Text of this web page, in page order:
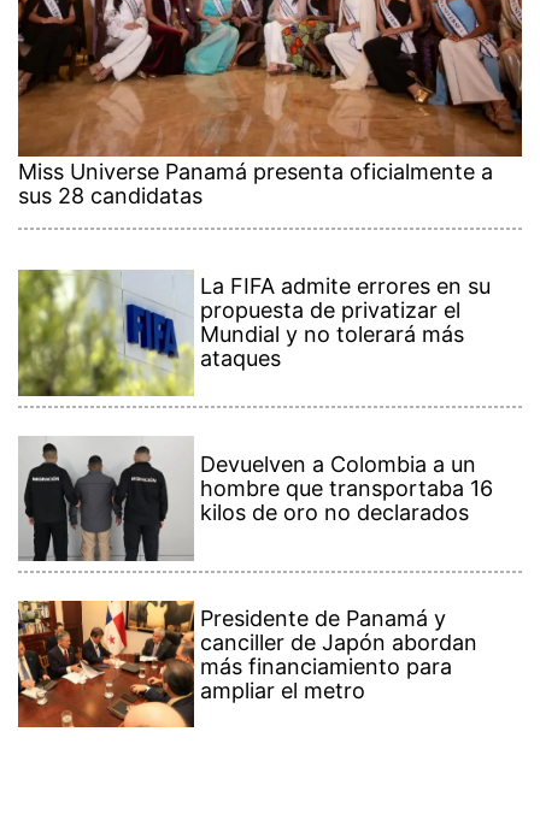
Miss Universe Panamá presenta oficialmente a
sus 28 candidatas
La FIFA admite errores en su
propuesta de privatizar el
Mundial y no tolerará más
ataques
Devuelven a Colombia a un
hombre que transportaba 16
kilos de oro no declarados
Presidente de Panamá y
canciller de Japón abordan
más financiamiento para
ampliar el metro